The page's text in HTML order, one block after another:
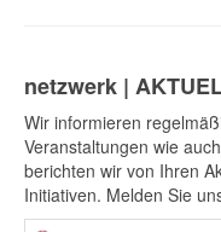
netzwerk |
Wir informieren
Veranstaltungen wie
berichten wir von Ihren
Initiativen. Melden Sie